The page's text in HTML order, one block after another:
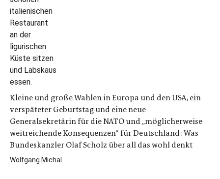
Kleine und große Wahlen in Europa und den USA, ein
verspäteter Geburtstag und eine neue
Generalsekretärin für die NATO und „möglicherweise
weitreichende Konsequenzen“ für Deutschland: Was
Bundeskanzler Olaf Scholz über all das wohl denkt
Wolfgang Michal